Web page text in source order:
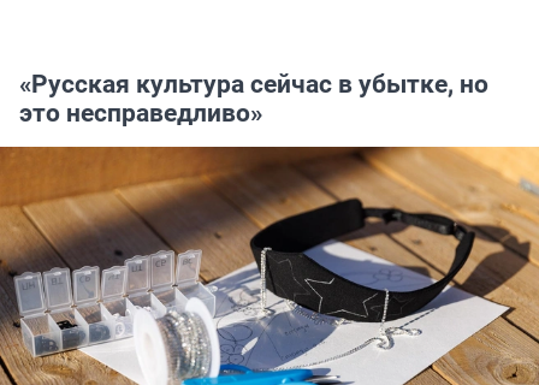
«Русская культура сейчас в убытке, но
это несправедливо»